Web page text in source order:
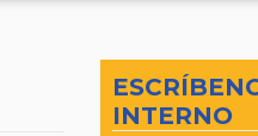
INTERNO